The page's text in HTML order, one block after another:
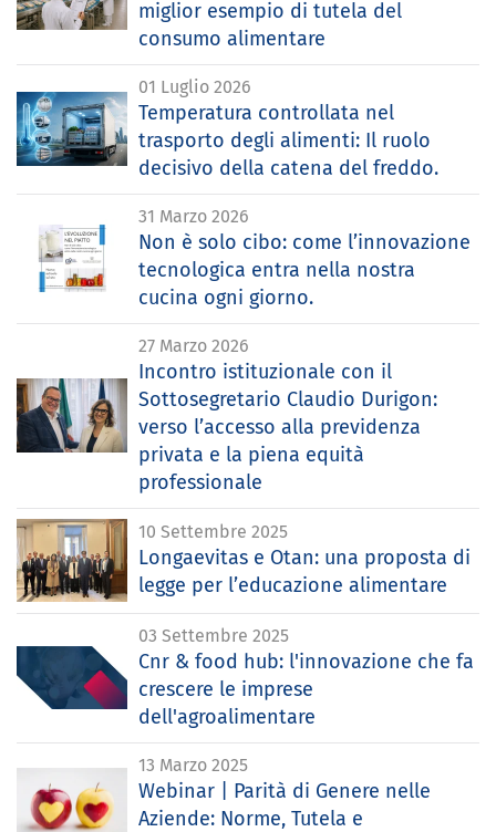
miglior esempio di tutela del
consumo alimentare
01 Luglio 2026
Temperatura controllata nel
trasporto degli alimenti: Il ruolo
decisivo della catena del freddo.
31 Marzo 2026
Non è solo cibo: come l’innovazione
tecnologica entra nella nostra
cucina ogni giorno.
27 Marzo 2026
Incontro istituzionale con il
Sottosegretario Claudio Durigon:
verso l’accesso alla previdenza
privata e la piena equità
professionale
10 Settembre 2025
Longaevitas e Otan: una proposta di
legge per l’educazione alimentare
03 Settembre 2025
Cnr & food hub: l'innovazione che fa
crescere le imprese
dell'agroalimentare
13 Marzo 2025
Webinar | Parità di Genere nelle
Aziende: Norme, Tutela e